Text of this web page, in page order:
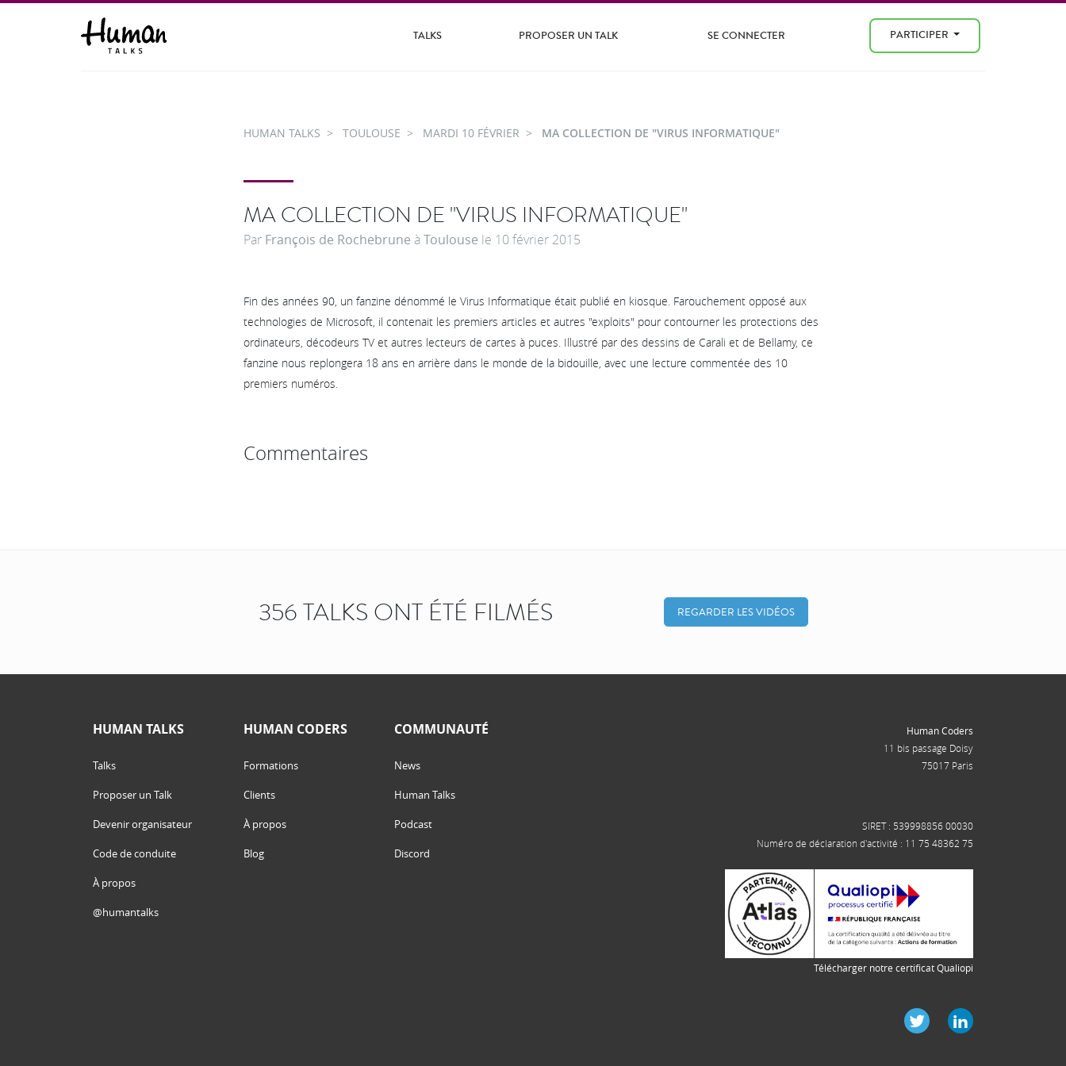
TALKS PROPOSER UN TALK SE CONNECTER PARTICIPER
HUMAN TALKS TOULOUSE MARDI 10 FÉVRIER MA COLLECTION DE "VIRUS INFORMATIQUE"
MA COLLECTION DE "VIRUS INFORMATIQUE"
Par François de Rochebrune à Toulouse le 10 février 2015
Fin des années 90, un fanzine dénommé le Virus Informatique était publié en kiosque. Farouchement opposé aux
technologies de Microsoft, il contenait les premiers articles et autres "exploits" pour contourner les protections des
ordinateurs, décodeurs TV et autres lecteurs de cartes à puces. Illustré par des dessins de Carali et de Bellamy, ce
fanzine nous replongera 18 ans en arrière dans le monde de la bidouille, avec une lecture commentée des 10
premiers numéros.
Commentaires
356 TALKS ONT ÉTÉ FILMÉS REGARDER LES VIDÉOS
HUMAN TALKS
Talks
Proposer un Talk
Devenir organisateur
Code de conduite
À propos
@humantalks
HUMAN CODERS
Formations
Clients
À propos
Blog
COMMUNAUTÉ
News
Human Talks
Podcast
Discord
Human Coders
11 bis passage Doisy
75017 Paris
SIRET : 539998856 00030
Numéro de déclaration d'activité : 11 75 48362 75
Télécharger notre certificat Qualiopi